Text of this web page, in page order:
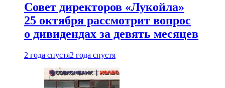
Совет директоров «Лукойла»
25 октября рассмотрит вопрос
о дивидендах за девять месяцев
2 года спустя2 года спустя